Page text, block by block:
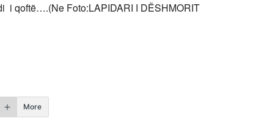
i qoftë….(Ne Foto:LAPIDARI I DËSHMORIT
More